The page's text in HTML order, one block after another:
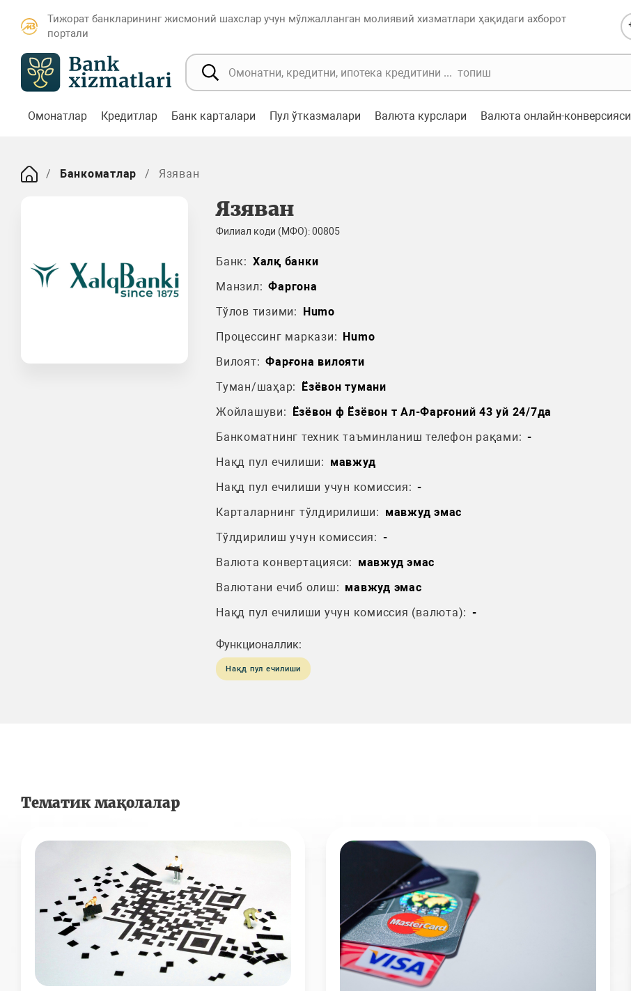
Тижорат банкларининг жисмоний шахслар учун мўлжалланган молиявий хизматлари ҳақидаги ахборот
портали
Омонатлар Кредитлар Банк карталари Пул ўтказмалари Валюта курслари Валюта онлайн-конверсияси
Банкоматлар Язяван
Язяван
Филиал коди (МФО): 00805
Банк: Халқ банки
Манзил: Фаргона
Тўлов тизими: Humo
Процессинг маркази: Humo
Вилоят: Фарғона вилояти
Туман/шаҳар: Ёзёвон тумани
Жойлашуви: Ёзёвон ф Ёзёвон т Ал-Фарғоний 43 уй 24/7да
Банкоматнинг техник таъминланиш телефон рақами: -
Нақд пул ечилиши: мавжуд
Нақд пул ечилиши учун комиссия: -
Карталарнинг тўлдирилиши: мавжуд эмас
Тўлдирилиш учун комиссия: -
Валюта конвертацияси: мавжуд эмас
Валютани ечиб олиш: мавжуд эмас
Нақд пул ечилиши учун комиссия (валюта): -
Функционаллик:
Нақд пул ечилиши
Тематик мақолалар